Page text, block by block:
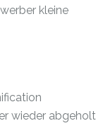
kleine
wieder abgeholt